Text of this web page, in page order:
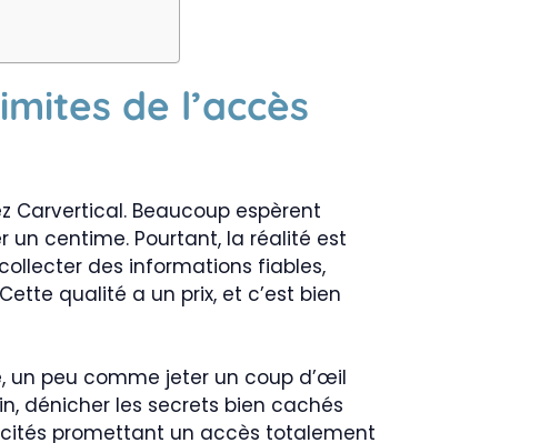
de l’accès
Carvertical. Beaucoup espèrent
un centime. Pourtant, la réalité est
des informations fiables,
qualité a un prix, et c’est bien
un peu comme jeter un coup d’œil
dénicher les secrets bien cachés
promettant un accès totalement